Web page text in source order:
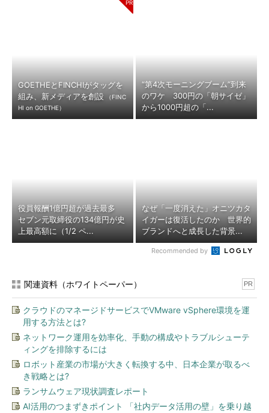
GOETHEとFINCHIがタッグを
組み、新メディアを創設
（FINC
HI on GOETHE）
“第4次モーニングブーム”到来
のワケ 300円の「朝サイゼ」
から1000円超の「...
役員報酬1億円超が過去最多
セブン元取締役の134億円が史
上最高額に（1/2 ペ...
なぜ「一度消えた」オニツカタ
イガーは復活したのか 世界的
ブランドへと成長した背景...
Recommended by
関連資料（ホワイトペーパー） PR
クラウドのマネージドサービスでVMware vSphere環境を運
用する方法とは?
ネットワーク運用を効率化、手動の構成やトラブルシューテ
ィングを排除するには
ロボット産業の市場が大きく転換する中、日本企業が取るべ
き戦略とは?
ランサムウェア現状調査レポート
AI活用のつまずきポイント 「社内データ活用の壁」を乗り越